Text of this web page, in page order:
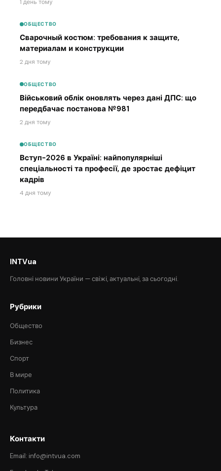
1 день тому
ОБЩЕСТВО
Сварочный костюм: требования к защите,
материалам и конструкции
2 дня тому
ОБЩЕСТВО
Військовий облік оновлять через дані ДПС: що
передбачає постанова №981
2 дня тому
ОБЩЕСТВО
Вступ-2026 в Україні: найпопулярніші
спеціальності та професії, де зростає дефіцит
кадрів
4 дня тому
INTVua
Головні новини України — свіжі, актуальні, за сьогодні.
Рубрики
Общество
Бизнес
Спорт
В мире
Политика
Культура
Контакти
Email: info@intvua.com